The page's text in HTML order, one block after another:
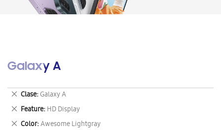
Galaxy A
Clase Galaxy A
Eliminar
este
artículo
Feature HD Display
Eliminar
este
Color Awesome Lightgray
Eliminar